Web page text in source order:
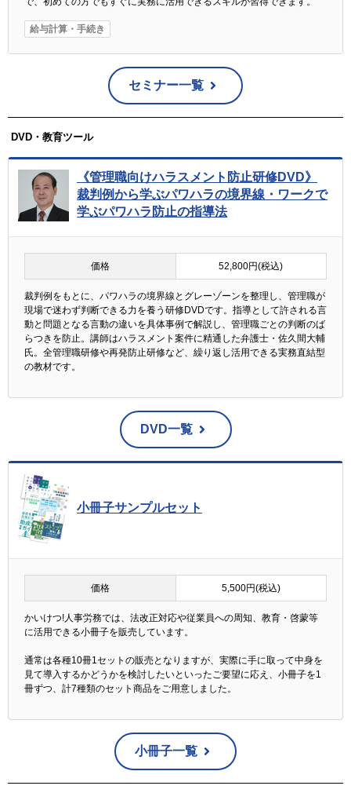
給与計算・手続き
セミナー一覧
DVD・教育ツール
《管理職向けハラスメント防止研修DVD》
裁判例から学ぶパワハラの境界線・ワークで
学ぶパワハラ防止の指導法
価格 52,800円(税込)
裁判例をもとに、パワハラの境界線とグレーゾーンを整理し、管理職が
現場で迷わず判断できる力を養う研修DVDです。指導として許される言
動と問題となる言動の違いを具体事例で解説し、管理職ごとの判断のば
らつきを防止。講師はハラスメント案件に精通した弁護士・佐久間大輔
氏。全管理職研修や再発防止研修など、繰り返し活用できる実務直結型
の教材です。
DVD一覧
小冊子サンプルセット
価格 5,500円(税込)
かいけつ!人事労務では、法改正対応や従業員への周知、教育・啓蒙等
に活用できる小冊子を販売しています。
通常は各種10冊1セットの販売となりますが、実際に手に取って中身を
見て導入するかどうかを検討したいといったご要望に応え、小冊子を1
冊ずつ、計7種類のセット商品をご用意しました。
小冊子一覧